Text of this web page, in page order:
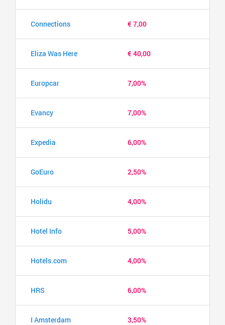
Connections € 7,00
Eliza Was Here € 40,00
Europcar 7,00%
Evancy 7,00%
Expedia 6,00%
GoEuro 2,50%
Holidu 4,00%
Hotel Info 5,00%
Hotels.com 4,00%
HRS 6,00%
I Amsterdam 3,50%